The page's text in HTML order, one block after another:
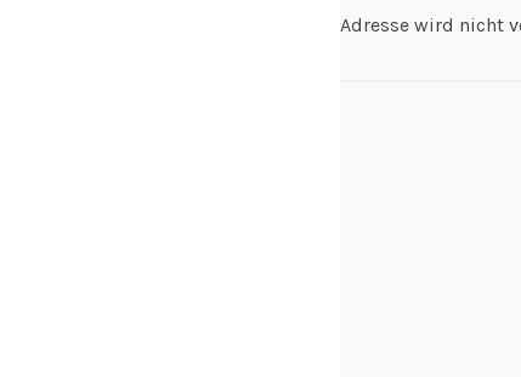
Deine E-Mail-Adresse wird nicht